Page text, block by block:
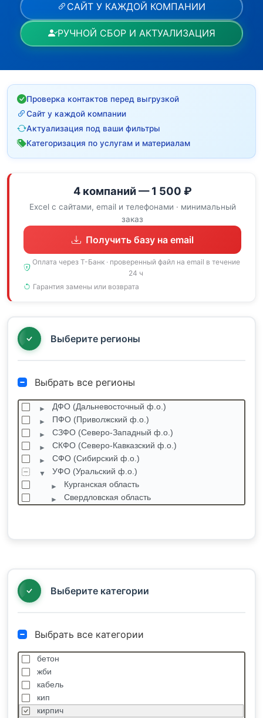
САЙТ У КАЖДОЙ КОМПАНИИ
РУЧНОЙ СБОР И АКТУАЛИЗАЦИЯ
Проверка контактов перед выгрузкой
Сайт у каждой компании
Актуализация под ваши фильтры
Категоризация по услугам и материалам
4 компаний — 1 500 ₽
Excel с сайтами, email и телефонами · минимальный
заказ
Получить базу на email
Оплата через Т-Банк · проверенный файл на email в течение
24 ч
Гарантия замены или возврата
Выберите регионы
Выбрать все регионы
ДФО (Дальневосточный ф.о.)
ПФО (Приволжский ф.о.)
СЗФО (Северо-Западный ф.о.)
СКФО (Северо-Кавказский ф.о.)
СФО (Сибирский ф.о.)
УФО (Уральский ф.о.)
Курганская область
Свердловская область
Выберите категории
Выбрать все категории
бетон
жби
кабель
кип
кирпич